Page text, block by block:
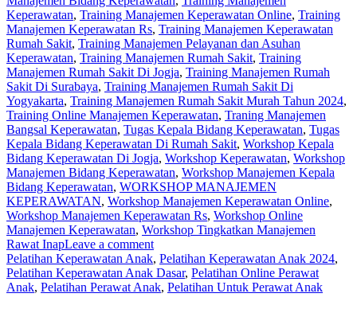
Keperawatan, Training Manajemen Keperawatan Online, Training
Manajemen Keperawatan Rs, Training Manajemen Keperawatan
Rumah Sakit, Training Manajemen Pelayanan dan Asuhan
Keperawatan, Training Manajemen Rumah Sakit, Training
Manajemen Rumah Sakit Di Jogja, Training Manajemen Rumah
Sakit Di Surabaya, Training Manajemen Rumah Sakit Di
Yogyakarta, Training Manajemen Rumah Sakit Murah Tahun 2024,
Training Online Manajemen Keperawatan, Traning Manajemen
Bangsal Keperawatan, Tugas Kepala Bidang Keperawatan, Tugas
Kepala Bidang Keperawatan Di Rumah Sakit, Workshop Kepala
Bidang Keperawatan Di Jogja, Workshop Keperawatan, Workshop
Manajemen Bidang Keperawatan, Workshop Manajemen Kepala
Bidang Keperawatan, WORKSHOP MANAJEMEN
KEPERAWATAN, Workshop Manajemen Keperawatan Online,
Workshop Manajemen Keperawatan Rs, Workshop Online
Manajemen Keperawatan, Workshop Tingkatkan Manajemen
Rawat InapLeave a comment
Pelatihan Keperawatan Anak, Pelatihan Keperawatan Anak 2024,
Pelatihan Keperawatan Anak Dasar, Pelatihan Online Perawat
Anak, Pelatihan Perawat Anak, Pelatihan Untuk Perawat Anak